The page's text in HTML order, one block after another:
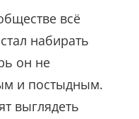
всё
набирать
он не
и постыдным.
выглядеть